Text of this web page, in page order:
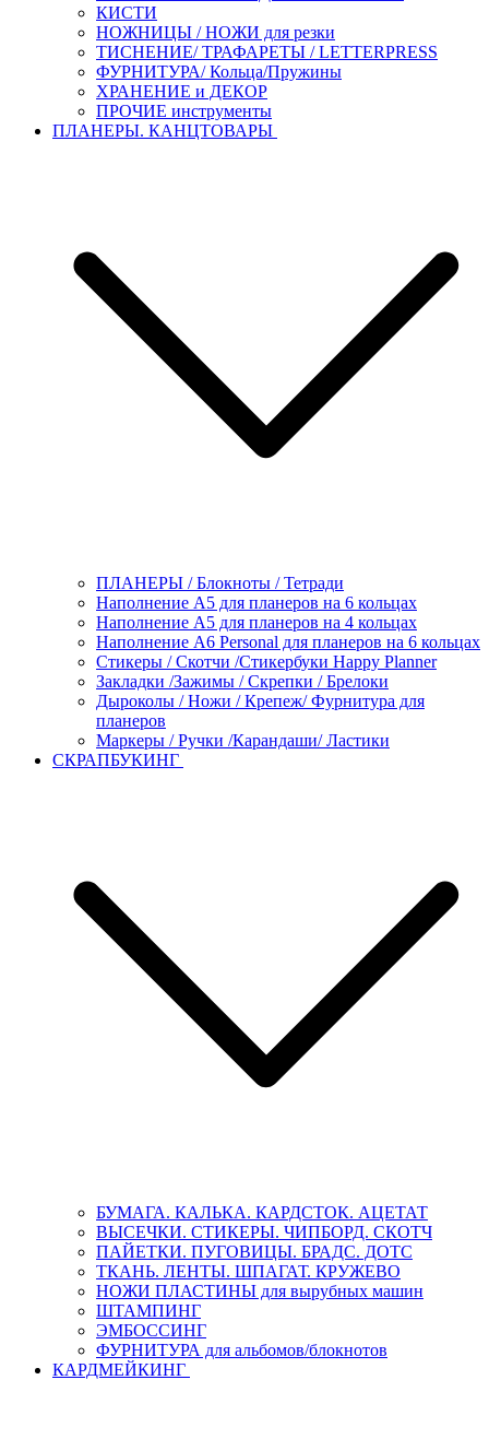
КИСТИ
НОЖНИЦЫ / НОЖИ для резки
ТИСНЕНИЕ/ ТРАФАРЕТЫ / LETTERPRESS
ФУРНИТУРА/ Кольца/Пружины
ХРАНЕНИЕ и ДЕКОР
ПРОЧИЕ инструменты
ПЛАНЕРЫ. КАНЦТОВАРЫ
ПЛАНЕРЫ / Блокноты / Тетради
Наполнение А5 для планеров на 6 кольцах
Наполнение А5 для планеров на 4 кольцах
Наполнение А6 Personal для планеров на 6 кольцах
Стикеры / Скотчи /Стикербуки Happy Planner
Закладки /Зажимы / Скрепки / Брелоки
Дыроколы / Ножи / Крепеж/ Фурнитура для
планеров
Маркеры / Ручки /Карандаши/ Ластики
СКРАПБУКИНГ
БУМАГА. КАЛЬКА. КАРДСТОК. АЦЕТАТ
ВЫСЕЧКИ. СТИКЕРЫ. ЧИПБОРД. СКОТЧ
ПАЙЕТКИ. ПУГОВИЦЫ. БРАДС. ДОТС
ТКАНЬ. ЛЕНТЫ. ШПАГАТ. КРУЖЕВО
НОЖИ ПЛАСТИНЫ для вырубных машин
ШТАМПИНГ
ЭМБОССИНГ
ФУРНИТУРА для альбомов/блокнотов
КАРДМЕЙКИНГ